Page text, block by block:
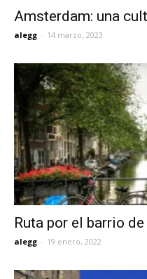
Amsterdam: una
alegg - 14 marzo, 2023
Ruta por el barrio
alegg - 19 enero, 2022